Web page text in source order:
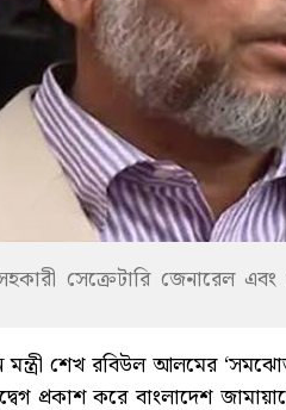
সেক্রেটারি জেনারেল
শেখ রবিউল আলমের
প্রকাশ করে বাংলাদেশ